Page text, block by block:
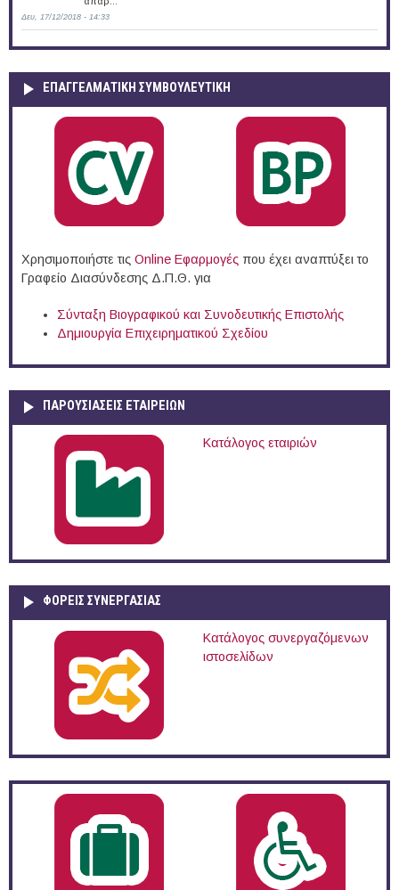
Δευ, 17/12/2018 - 14:33
ΕΠΑΓΓΕΛΜΑΤΙΚΉ ΣΥΜΒΟΥΛΕΥΤΙΚΉ
Χρησιμοποιήστε τις Online Eφαρμογές που έχει αναπτύξει το
Γραφείο Διασύνδεσης Δ.Π.Θ. για
Σύνταξη Βιογραφικού και Συνοδευτικής Επιστολής
Δημιουργία Επιχειρηματικού Σχεδίου
ΠΑΡΟΥΣΙΆΣΕΙΣ ΕΤΑΙΡΕΙΏΝ
Κατάλογος εταιριών
ΦΟΡΕΙΣ ΣΥΝΕΡΓΑΣΙΑΣ
Κατάλογος συνεργαζόμενων
ιστοσελίδων